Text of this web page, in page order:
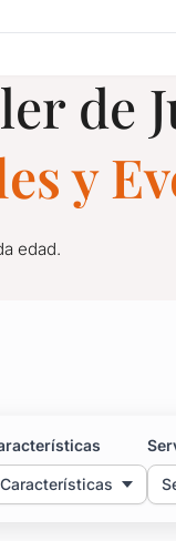
en Colonia
de
y
edad.
Características
para